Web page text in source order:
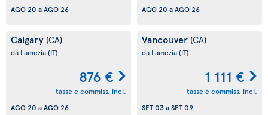
AGO 20 aAGO 26
AGO 20 aAGO 26
Calgary (CA)
da Lamezia(IT)
876 €
tasse e commiss. incl.
AGO 20 aAGO 26
Vancouver (CA)
da Lamezia(IT)
1 111 €
tasse e commiss. incl.
SET 03aSET 09